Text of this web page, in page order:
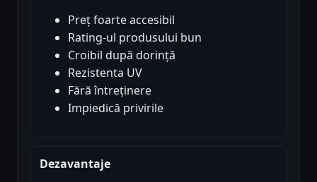
Preț foarte accesibil
Rating-ul produsului bun
Croibil după dorință
Rezistenta UV
Fără întreținere
Impiedică privirile
Dezavantaje